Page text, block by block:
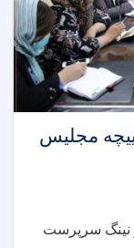
مجلیس
نینگ سرپرست